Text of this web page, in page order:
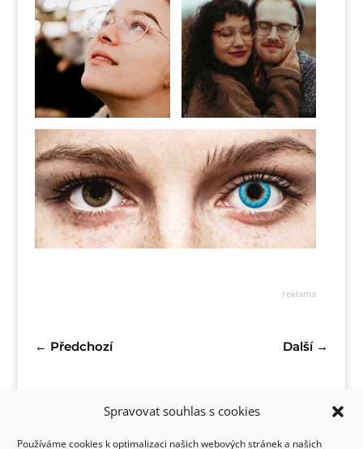
Spravovat souhlas s cookies
Používáme cookies k optimalizaci našich webových stránek a našich
reklama
← Předchozí Další→